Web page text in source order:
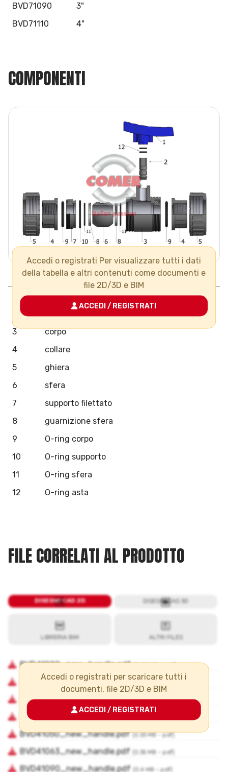
BVD71090
3"
BVD71110
4"
COMPONENTI
Pos. Componenti N°
Materiale
maniglia
3
corpo
4
collare
5
ghiera
6
sfera
7
supporto filettato
8
guarnizione sfera
9
O-ring corpo
10
O-ring supporto
11
O-ring sfera
12
O-ring asta
Accedi o registrati Per visualizzare tutti i dati
della tabella e altri contenuti come documenti e
file 2D/3D e BIM
ACCEDI / REGISTRATI
FILE CORRELATI AL PRODOTTO
Accedi o registrati per scaricare tutti i
documenti, file 2D/3D e BIM
ACCEDI / REGISTRATI